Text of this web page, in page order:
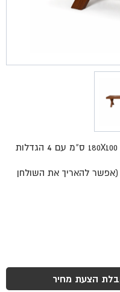
שולחן אריה עץ אלון בגוון אגוז במידה 180X100 ס"מ עם 4 הגדלות
להאריך את השולחן
הצעת מחיר